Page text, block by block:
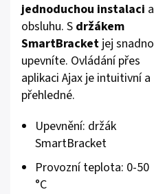
jednoduchou instalaci a
obsluhu. S držákem
SmartBracket jej snadno
upevníte. Ovládání přes
aplikaci Ajax je intuitivní a
přehledné.
Upevnění: držák
SmartBracket
Provozní teplota: 0-50
°C